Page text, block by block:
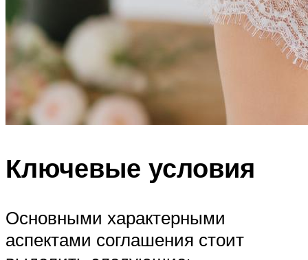
Ключевые условия
Основными характерными
аспектами соглашения стоит